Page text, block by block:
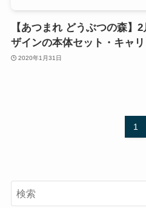
【あつまれ どうぶつの森】
ザインの本体セット・キャ
2020年1月31日
1